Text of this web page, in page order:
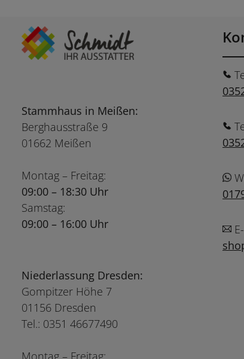
Stammhaus in Meißen:
Berghausstraße 9
01662 Meißen
Montag – Freitag:
09:00 – 18:30 Uhr
Samstag:
09:00 – 16:00 Uhr
Niederlassung Dresden:
Gompitzer Höhe 7
01156 Dresden
Tel.: 0351 46677490
Montag – Freitag: